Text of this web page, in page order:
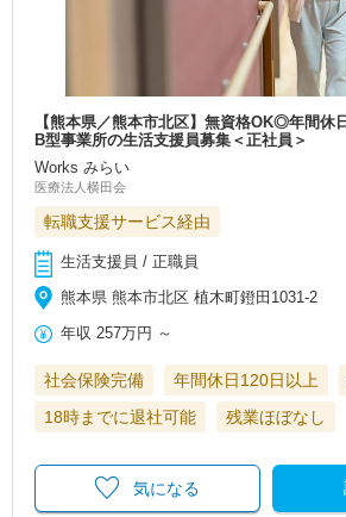
【熊本県／熊本市北区】無資格OK◎年間休
B型事業所の生活支援員募集＜正社員＞
Works みらい
医療法人横田会
転職支援サービス経由
生活支援員 / 正職員
熊本県 熊本市北区 植木町鐙田1031‐2
年収 257万円 ～
社会保険完備 年間休日120日以上
18時までに退社可能
残業ほぼなし
気になる